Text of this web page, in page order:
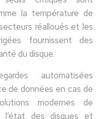
la température de
réalloués et les
fournissent des
du disque.
automatisées
de données en cas de
modernes de
l’état des disques et